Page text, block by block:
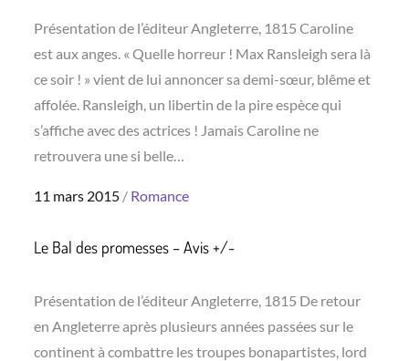
Présentation de l’éditeur Angleterre, 1815 Caroline
est aux anges. « Quelle horreur ! Max Ransleigh sera là
ce soir ! » vient de lui annoncer sa demi-sœur, blême et
affolée. Ransleigh, un libertin de la pire espèce qui
s’affiche avec des actrices ! Jamais Caroline ne
retrouvera une si belle…
Posted
11 mars 2015 Romance
Le Bal des promesses – Avis +/-
Présentation de l’éditeur Angleterre, 1815 De retour
en Angleterre après plusieurs années passées sur le
continent à combattre les troupes bonapartistes, lord